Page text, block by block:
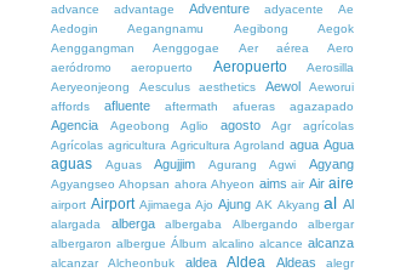
advance
advantage Adventure adyacente
Ae
Aedogin
Aegangnamu Aegibong
Aegok
Aenggangman
Aenggogae Aer aérea
Aero
aeródromo
aeropuerto Aeropuerto
Aerosilla
Aeryeonjeong
Aesculus aesthetics Aewol
Aeworui
affords
afluente aftermath afueras agazapado
Agencia Ageobong Aglio agosto Agr
agrícolas
Agrícolas agricultura Agricultura Agroland agua Agua
aguas Aguas Agujjim Agurang Agwi Agyang
Agyangseo Ahopsan ahora Ahyeon aims air Air aire
airport Airport Ajimaega Ajo Ajung AK Akyang al Al
alargada alberga albergaba Albergando
albergar
albergaron albergue Álbum alcalino alcance alcanza
alcanzar Alcheonbuk aldea Aldea Aldeas
alegr